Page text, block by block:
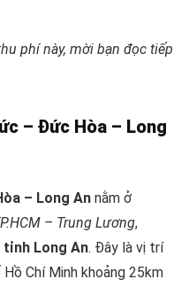
phí này, mời bạn đọc tiếp
– Đức Hòa – Long
– Long An nằm ở
– Trung Lương,
tỉnh Long An. Đây là vị trí
Chí Minh khoảng 25km